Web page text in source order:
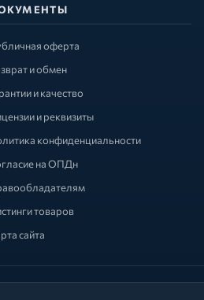
оферта
и обмен
и качество
и реквизиты
конфиденциальности
на ОПДн
товаров
сайта